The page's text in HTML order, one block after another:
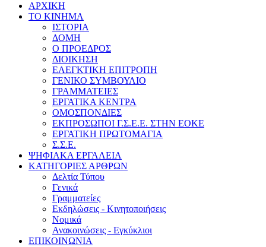
ΑΡΧΙΚΗ
ΤΟ ΚΙΝΗΜΑ
ΙΣΤΟΡΙΑ
ΔΟΜΗ
Ο ΠΡΟΕΔΡΟΣ
ΔΙΟΙΚΗΣΗ
ΕΛΕΓΚΤΙΚΗ ΕΠΙΤΡΟΠΗ
ΓΕΝΙΚΟ ΣΥΜΒΟΥΛΙΟ
ΓΡΑΜΜΑΤΕΙΕΣ
ΕΡΓΑΤΙΚΑ ΚΕΝΤΡΑ
ΟΜΟΣΠΟΝΔΙΕΣ
ΕΚΠΡΟΣΩΠΟΙ Γ.Σ.Ε.Ε. ΣΤΗΝ ΕΟΚΕ
ΕΡΓΑΤΙΚΗ ΠΡΩΤΟΜΑΓΙΑ
Σ.Σ.Ε.
ΨΗΦΙΑΚΑ ΕΡΓΑΛΕΙΑ
ΚΑΤΗΓΟΡΙΕΣ ΑΡΘΡΩΝ
Δελτία Τύπου
Γενικά
Γραμματείες
Εκδηλώσεις - Κινητοποιήσεις
Νομικά
Ανακοινώσεις - Εγκύκλιοι
ΕΠΙΚΟΙΝΩΝΙΑ